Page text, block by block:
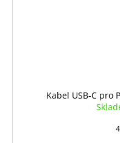
Kabel USB-C pro